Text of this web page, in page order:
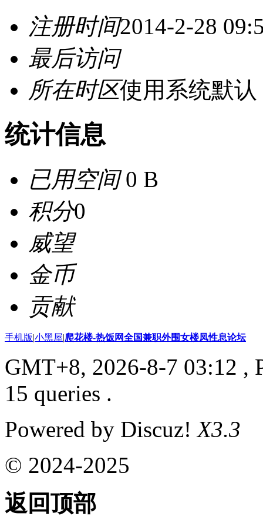
注册时间2014-2-28
最后访问
所在时区使用系统默认
统计信息
已用空间0 B
积分0
威望
金币
贡献
手机版|小黑屋|爬花楼-热饭网全国兼职外围女楼凤性息论坛
GMT+8, 2026-8-7 03:12 ,
15 queries .
Powered by Discuz!X3.3
© 2024-2025
返回顶部